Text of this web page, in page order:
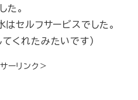
た。
はセルフサービスでした。
くれたみたいです）
ーリンク＞